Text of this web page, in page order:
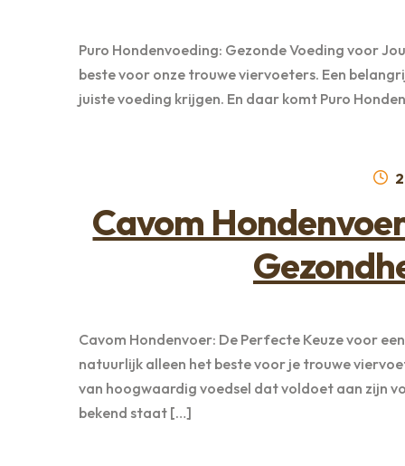
Puro Hondenvoeding: Gezonde Voeding voor
beste voor onze trouwe viervoeters. Een
juiste voeding krijgen. En daar komt Puro
Cavom
Cavom Hondenvoer: De Perfecte Keuze voor
natuurlijk alleen het beste voor je trouwe
van hoogwaardig voedsel dat voldoet aan zijn
bekend staat […]